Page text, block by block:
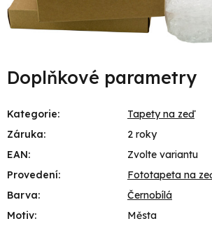
Doplňkové parametry
Kategorie:
Tapety na zeď
Záruka:
2 roky
EAN:
Zvolte variantu
Provedení:
Fototapeta na
Barva:
Černobílá
Motiv:
Města